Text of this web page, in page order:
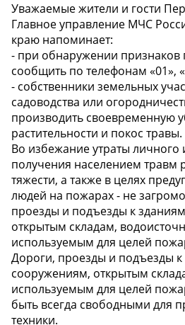
Уважаемые жители и гости
Главное управление МЧС
краю напоминает:
- при обнаружении
сообщить по телефонам «01»,
- собственники земельных
садоводства или
производить своевременную
растительности и покос травы.
Во избежание утраты личного
получения населением травм
тяжести, а также в целях
людей на пожарах - не
проезды и подъезды к
открытым складам,
используемым для целей
Дороги, проезды и подъезды к
сооружениям, открытым
используемым для целей
быть всегда свободными для
техники.